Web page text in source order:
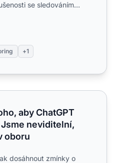
se sledováním
+1
zmínil vaši
aby ChatGPT
neviditelní,
oboru
dosáhnout zmínky o